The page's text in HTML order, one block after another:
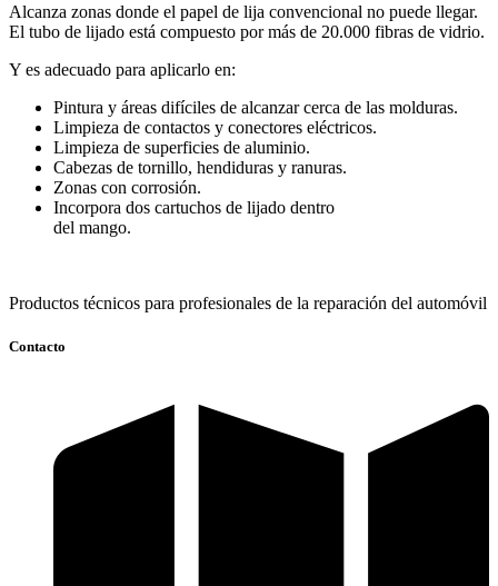
Alcanza zonas donde el papel de lija convencional no puede llegar.
El tubo de lijado está compuesto por más de 20.000 fibras de vidrio.
Y es adecuado para aplicarlo en:
Pintura y áreas difíciles de alcanzar cerca de las molduras.
Limpieza de contactos y conectores eléctricos.
Limpieza de superficies de aluminio.
Cabezas de tornillo, hendiduras y ranuras.
Zonas con corrosión.
Incorpora dos cartuchos de lijado dentro
del mango.
Productos técnicos para profesionales de la reparación del automóvil
Contacto